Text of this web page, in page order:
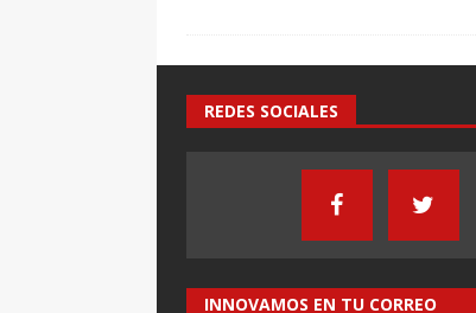
REDES SOCIALES
INNOVAMOS EN TU CORREO